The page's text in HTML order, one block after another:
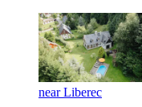
near Liberec